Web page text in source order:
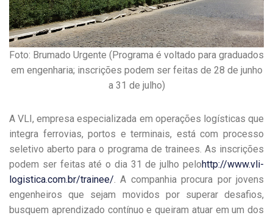
Foto: Brumado Urgente (Programa é voltado para graduados
em engenharia; inscrições podem ser feitas de 28 de junho
a 31 de julho)
A VLI, empresa especializada em operações logísticas que
integra ferrovias, portos e terminais, está com processo
seletivo aberto para o programa de trainees. As inscrições
podem ser feitas até o dia 31 de julho pelohttp://www.vli-
logistica.com.br/trainee/. A companhia procura por jovens
engenheiros que sejam movidos por superar desafios,
busquem aprendizado contínuo e queiram atuar em um dos